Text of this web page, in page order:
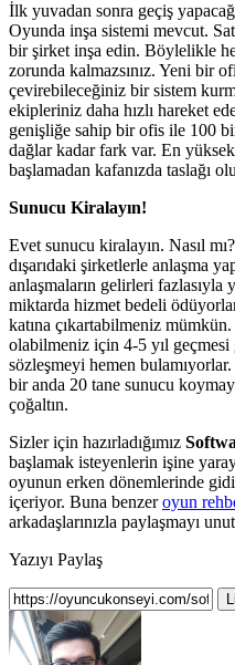
İlk yuvadan sonra geçiş
Oyunda inşa sistemi mevcut.
bir şirket inşa edin. Böylelikle
zorunda kalmazsınız. Yeni bir
çevirebileceğiniz bir sistem
ekipleriniz daha hızlı hareket
genişliğe sahip bir ofis ile 100
dağlar kadar fark var. En
başlamadan kafanızda taslağı
Sunucu Kiralayın!
Evet sunucu kiralayın. Nasıl
dışarıdaki şirketlerle anlaşma
anlaşmaların gelirleri
miktarda hizmet bedeli
katına çıkartabilmeniz
olabilmeniz için 4-5 yıl geçmesi
sözleşmeyi hemen
bir anda 20 tane sunucu
çoğaltın.
Sizler için hazırladığımız
başlamak isteyenlerin işine
oyunun erken dönemlerinde
içeriyor. Buna benzeroyun
arkadaşlarınızla paylaşmayı
Yazıyı Paylaş